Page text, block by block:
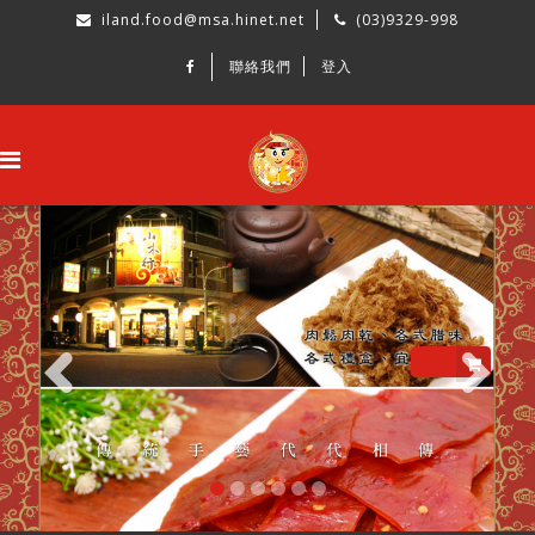
iland.food@msa.hinet.net (03)9329-998
聯絡我們 登入